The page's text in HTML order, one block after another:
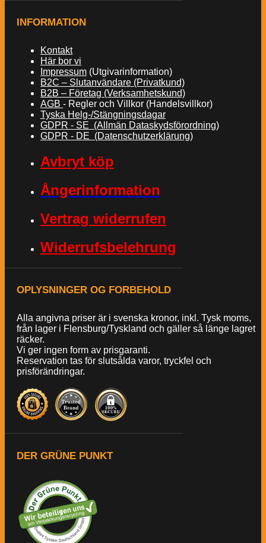
INFORMATION
Kontakt
Här bor vi
Impressum (Utgivarinformation)
B2C – Slutanvändare (Privatkund)
B2B – Företag (Verksamhetskund)
AGB - Regler och Villkor (Handelsvillkor)
Tyska Helg-/Stängningsdagar
GDPR - SE (Allmän Dataskydsförordning)
GDPR - DE (Datenschutzerklärung)
Avbryt köp
Ångerinformation
Vertrag widerrufen
Widerrufsbelehrung
OPLYSNINGER OG FORBEHOLD
Alla angivna priser är i svenska kronor, inkl. Tysk moms,
från lager i Flensburg/Tyskland och gäller så länge lagret
räcker.
Vi ger ingen form av prisgaranti.
Reservation tas för slutsålda varor, tryckfel och
prisförändringar.
DER GRÜNE PUNKT